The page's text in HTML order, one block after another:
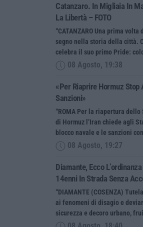
Catanzaro. In Migliaia In
La Libertà – FOTO
“CATANZARO Una prima
segno nella storia della città.
celebra il suo primo Pride:
08 Agosto, 19:38
«Per Riaprire Hormuz Stop
Sanzioni»
“ROMA Per la riapertura dello
di Hormuz l’Iran chiede agli
blocco navale e le sanzioni
08 Agosto, 19:27
Diamante, Ecco
14enni In Strada Senza
“DIAMANTE (COSENZA)
ai fenomeni di disagio e
sicurezza e decoro urbano,